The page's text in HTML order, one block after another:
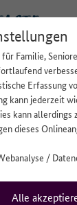
zum
Familie,
Erfassung
kann jederzeit
kann allerdings
dieses
/
Alle